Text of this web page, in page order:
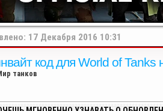
17 Декабря 2016 10:31
код для World of Tanks
танков